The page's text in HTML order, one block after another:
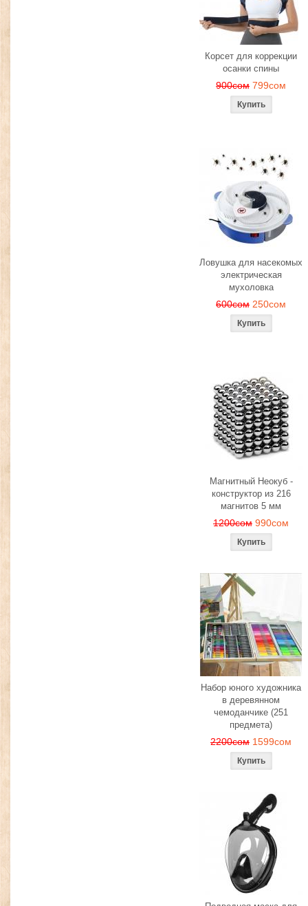
Корсет для коррекции
осанки спины
900сом 799сом
Ловушка для насекомых
электрическая
мухоловка
600сом 250сом
Магнитный Неокуб -
конструктор из 216
магнитов 5 мм
1200сом 990сом
Набор юного художника
в деревянном
чемоданчике (251
предмета)
2200сом 1599сом